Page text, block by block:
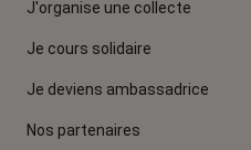
J'organise une collecte
Je cours solidaire
Je deviens ambassadrice
Nos partenaires